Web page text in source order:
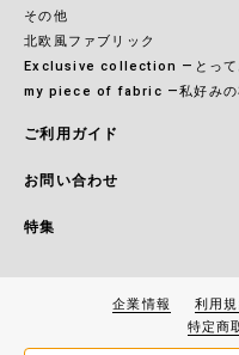
その他
北欧風ファブリック
Exclusive collection ―とって
my piece of fabric ―私好みの
ご利用ガイド
お問い合わせ
特集
企業情報 利用
特定商